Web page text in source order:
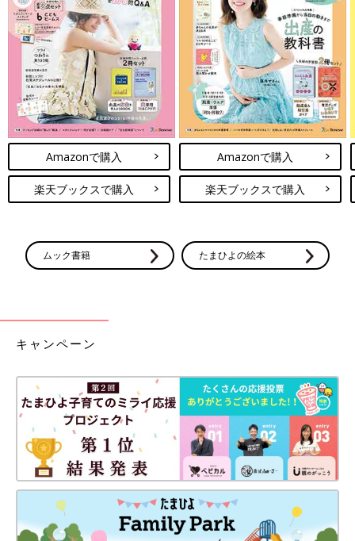
Amazonで購入
楽天ブックスで購入
Amazonで購入
楽天ブックスで購入
ムック書籍 たまひよの絵本
キャンペーン